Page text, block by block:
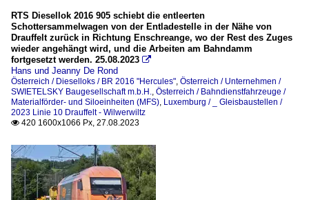
RTS Diesellok 2016 905 schiebt die entleerten
Schottersammelwagen von der Entladestelle in der Nähe von
Drauffelt zurück in Richtung Enschreange, wo der Rest des Zuges
wieder angehängt wird, und die Arbeiten am Bahndamm
fortgesetzt werden. 25.08.2023 
Hans und Jeanny De Rond
Österreich / Dieselloks / BR 2016 "Hercules", Österreich / Unternehmen /
SWIETELSKY Baugesellschaft m.b.H., Österreich / Bahndienstfahrzeuge /
Materialförder- und Siloeinheiten (MFS), Luxemburg / _ Gleisbaustellen /
2023 Linie 10 Drauffelt - Wilwerwiltz
 420 1600x1066 Px, 27.08.2023